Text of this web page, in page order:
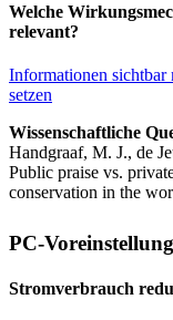
Welche
relevant?
Informationen sichtbar
setzen
Wissenschaftliche
Handgraaf, M. J., de
Public praise vs.
conservation in the
PC-
Stromverbrauch